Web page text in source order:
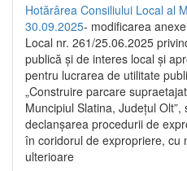
Hotărârea Consiliului Local al
30.09.2025- modificarea
Local nr. 261/25.06.2025
publică şi de interes local şi
pentru lucrarea de utilitate
„Construire parcare
Muncipiul Slatina, Judeţul
declanşarea procedurii de
în coridorul de expropriere, cu
ulterioare